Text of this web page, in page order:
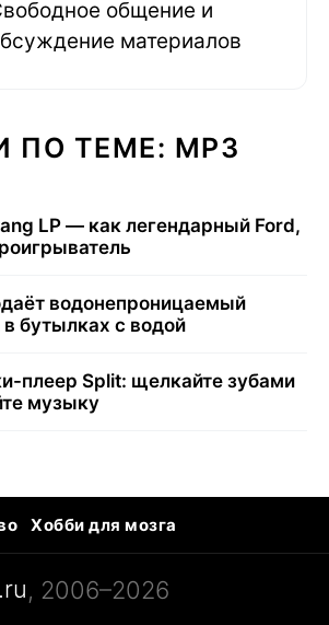
общение и
материалов
ПО ТЕМЕ: MP3
LP — как легендарный Ford,
водонепроницаемый
бутылках с водой
плеер Split: щелкайте зубами
музыку
Хобби для мозга
Тунцы в океанариуме
, 2006–2026